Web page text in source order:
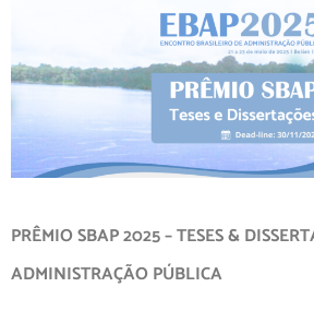
PRÊMIO SBAP 2025 – TESES &
ADMINISTRAÇÃO PÚBLICA